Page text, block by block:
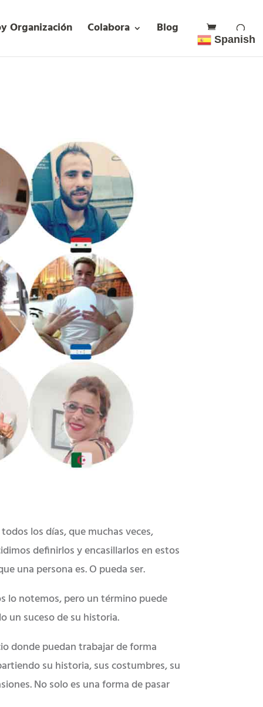
Organización Colabora Blog
Spanish
los días, que muchas veces,
definirlos y encasillarlos en estos
una persona es. O pueda ser.
lo notemos, pero un término puede
un suceso de su historia.
donde puedan trabajar de forma
su historia, sus costumbres, su
No solo es una forma de pasar